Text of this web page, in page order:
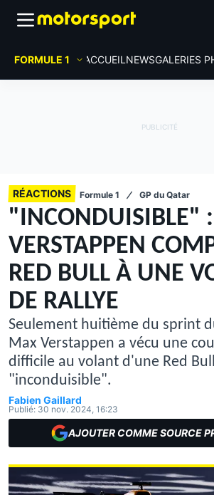
FORMULE 1 ACCUEIL NEWSGALERIES
RÉACTIONS Formule 1 GP du Qatar
"INCONDUISIBLE" :
VERSTAPPEN
RED BULL À UNE
DE RALLYE
Seulement huitième du sprint
Max Verstappen a vécu une
difficile au volant d'une Red Bull
"inconduisible".
Fabien Gaillard
Publié: 30 nov. 2024, 16:23
AJOUTER COMME SOURCE